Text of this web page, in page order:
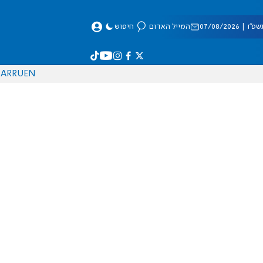
08/2026 המייל האדום חיפוש
EN
RU
AR